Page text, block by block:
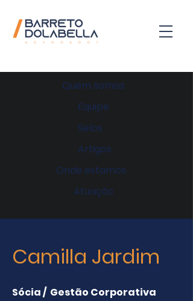
Atuação
Quem somos
Equipe
Selos
Artigos
Onde estamos
Camilla Jardim
Sócia / Gestão Corporativa